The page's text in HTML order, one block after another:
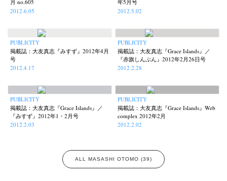
Akifumi Tanaka Fumikiyo Nagamachi Kazumichi Hashimoto
Kazuyuki Kawaguchi (267) Keizo Kitajima (220) Kota Kishi
Naoki Ohji Nick Haymes
photographers' gallery File photographers’ gallery press
Postwar and Shōwa-Era (8) Publication (42) Remembrance
Yu Shinoda (7) Yuki Kasama (9)
月 no.605
2012.6.05
年5月号
2012.5.02
PUBLICITY
掲載誌：大友真志『みすず』2012年4月
号
2012.4.17
PUBLICITY
掲載誌：大友真志『Grace Islands』／
『赤旗しんぶん』2012年2月26日号
2012.2.28
PUBLICITY
掲載誌：大友真志『Grace Islands』／
『みすず』2012年1・2月号
2012.2.03
PUBLICITY
掲載誌：大友真志『Grace Islands』Web
complex 2012年2月
2012.2.02
ALL MASASHI OTOMO (39)